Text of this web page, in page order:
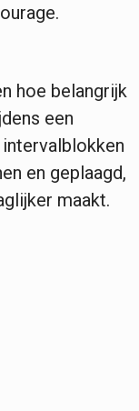
hoe belangrijk
een
en geplaagd,
maakt.